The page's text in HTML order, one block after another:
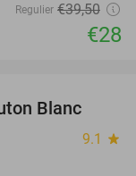
Regulier €39,50
€28
33%
Blanc
9.1 star